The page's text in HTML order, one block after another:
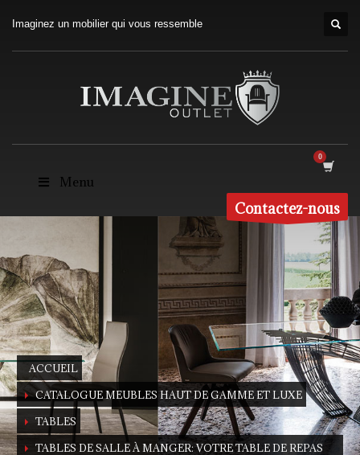
Imaginez un mobilier qui vous ressemble
Menu
Contactez-nous
ACCUEIL
CATALOGUE MEUBLES HAUT DE GAMME ET LUXE
TABLES
TABLES DE SALLE À MANGER: VOTRE TABLE DE REPAS